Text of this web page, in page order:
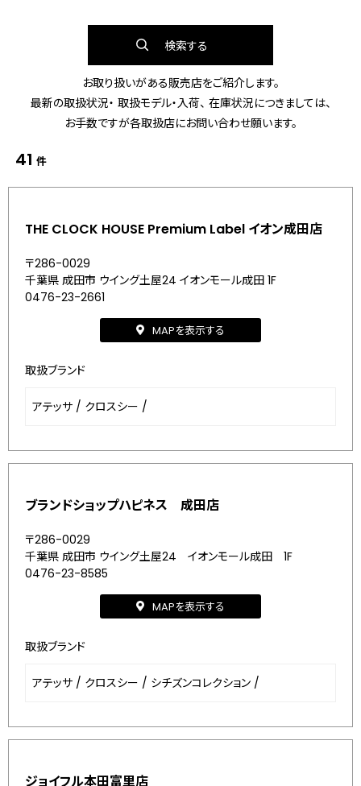
検索する
お取り扱いがある販売店をご紹介します。
最新の取扱状況・ 取扱モデル・入荷、 在庫状況につきましては、
お手数ですが各取扱店にお問い合わせ願います。
41 件
THE CLOCK HOUSE Premium Label イオン成田店
〒286-0029
千葉県 成田市 ウイング土屋24 イオンモール成田 1F
0476-23-2661
MAPを表示する
取扱ブランド
アテッサ / クロスシー /
ブランドショップハピネス 成田店
〒286-0029
千葉県 成田市 ウイング土屋24 イオンモール成田 1F
0476-23-8585
MAPを表示する
取扱ブランド
アテッサ / クロスシー / シチズンコレクション /
ジョイフル本田富里店